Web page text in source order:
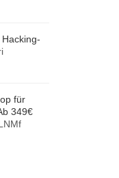
für
349€